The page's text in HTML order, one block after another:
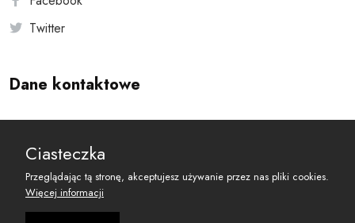
Twitter
Dane kontaktowe
reset@resetobywatelski.pl
Ciasteczka
Przeglądając tą stronę, akceptujesz używanie przez nas pliki cookies.
Więcej informacji